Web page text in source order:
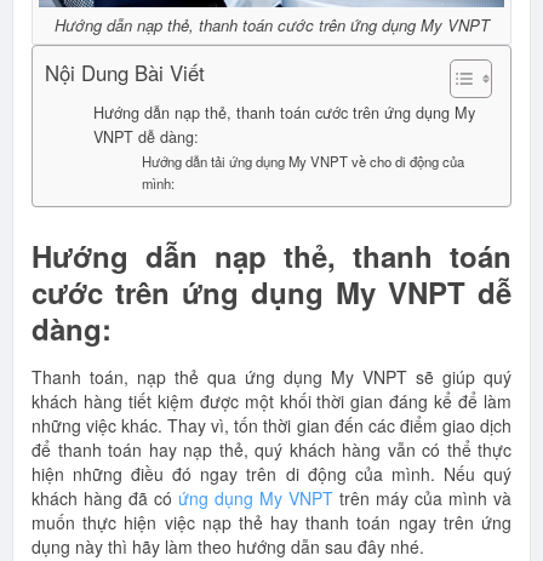
Hướng dẫn nạp thẻ, thanh toán cước trên ứng dụng My VNPT
Nội Dung Bài Viết
Hướng dẫn nạp thẻ, thanh toán cước trên ứng dụng My
VNPT dễ dàng:
Hướng dẫn tải ứng dụng My VNPT về cho di động của
mình:
Hướng dẫn nạp thẻ, thanh toán
cước trên ứng dụng My VNPT dễ
dàng:
Thanh toán, nạp thẻ qua ứng dụng My VNPT sẽ giúp quý
khách hàng tiết kiệm được một khối thời gian đáng kể để làm
những việc khác. Thay vì, tốn thời gian đến các điểm giao dịch
để thanh toán hay nạp thẻ, quý khách hàng vẫn có thể thực
hiện những điều đó ngay trên di động của mình. Nếu quý
khách hàng đã có ứng dụng My VNPT trên máy của mình và
muốn thực hiện việc nạp thẻ hay thanh toán ngay trên ứng
dụng này thì hãy làm theo hướng dẫn sau đây nhé.